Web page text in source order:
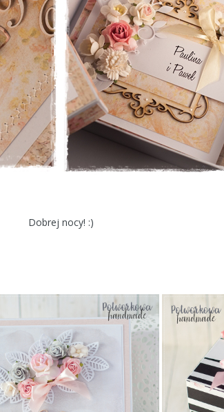
Dobrej nocy! :)